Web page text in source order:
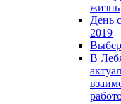
жизнь
День
2019
В